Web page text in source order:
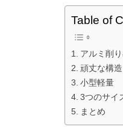
Table of
アルミ削
頑丈な構造
小型軽量
3つのサイ
まとめ